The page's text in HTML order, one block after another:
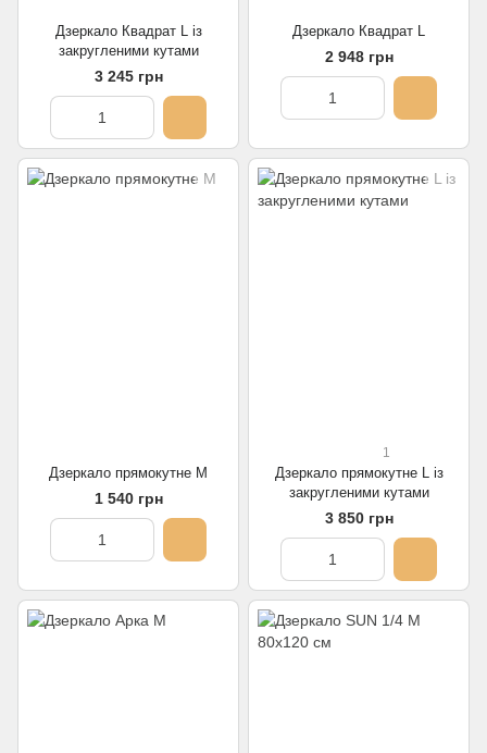
Дзеркало Квадрат L із
закругленими кутами
3 245 грн
Дзеркало Квадрат L
2 948 грн
Дзеркало прямокутне M
1 540 грн
1
Дзеркало прямокутне L із
закругленими кутами
3 850 грн